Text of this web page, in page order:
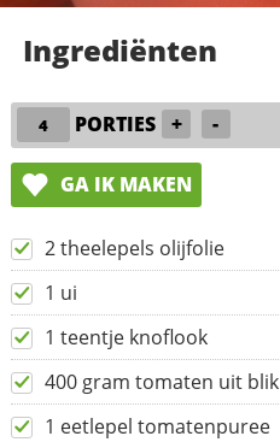
Ingrediënten
PORTIES + -
GA IK MAKEN
2 theelepels olijfolie
1 ui
1 teentje knoflook
400 gram tomaten uit blik
1 eetlepel tomatenpuree